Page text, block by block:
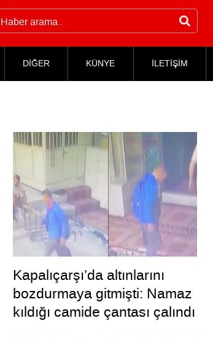
DİĞER KÜNYE İLETİŞİM
Kapalıçarşı’da altınlarını
bozdurmaya gitmişti: Namaz
kıldığı camide çantası çalındı